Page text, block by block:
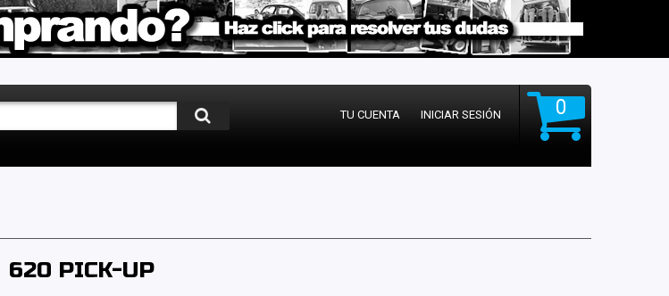
0
TU CUENTA INICIAR SESIÓN
620 PICK-UP